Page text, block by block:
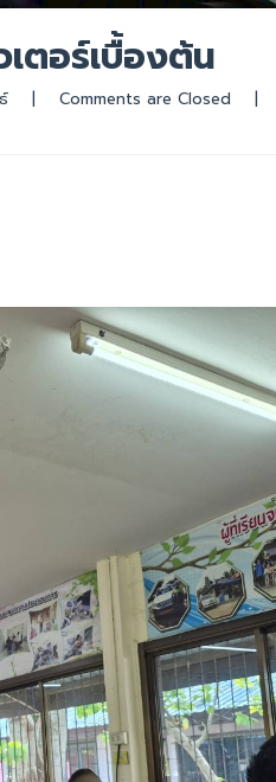
ตอร์เบื้องต้น
| Comments are Closed |